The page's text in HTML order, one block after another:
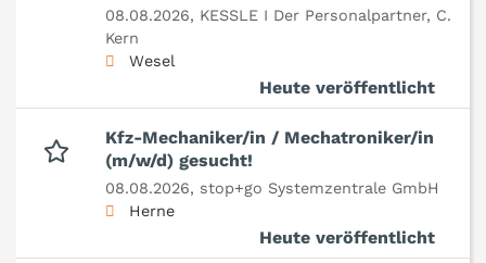
08.08.2026, KESSLE I Der Personalpartner, C.
Kern
Wesel
Heute veröffentlicht
Kfz-Mechaniker/in / Mechatroniker/in
(m/w/d) gesucht!
08.08.2026, stop+go Systemzentrale GmbH
Herne
Heute veröffentlicht